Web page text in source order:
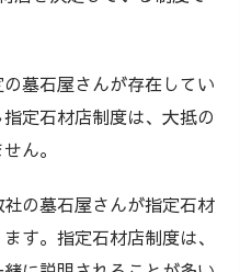
墓石屋さんが存在してい
定石材店制度は、大抵の
ん。
の墓石屋さんが指定石材
す。指定石材店制度は、